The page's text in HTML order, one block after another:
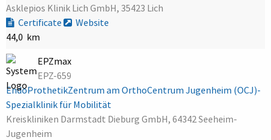
Asklepios Klinik Lich GmbH, 35423 Lich
Certificate
Website
44,0 km
EPZmax
EPZ-659
EndoProthetikZentrum am OrthoCentrum Jugenheim (OCJ)-
Spezialklinik für Mobilität
Kreiskliniken Darmstadt Dieburg GmbH, 64342 Seeheim-
Jugenheim